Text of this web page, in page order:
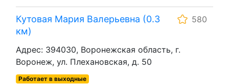
Кутовая Мария Валерьевна (0.3
км)
580
Адрес: 394030, Воронежская область, г.
Воронеж, ул. Плехановская, д. 50
Работает в выходные